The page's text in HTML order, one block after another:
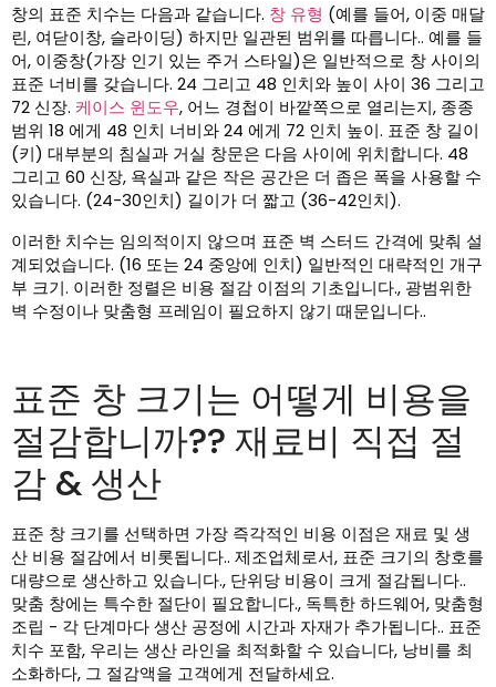
창의 표준 치수는 다음과 같습니다. 창 유형 (예를 들어, 이중 매달
린, 여닫이창, 슬라이딩) 하지만 일관된 범위를 따릅니다.. 예를 들
어, 이중창(가장 인기 있는 주거 스타일)은 일반적으로 창 사이의
표준 너비를 갖습니다. 24 그리고 48 인치와 높이 사이 36 그리고
72 신장. 케이스 윈도우, 어느 경첩이 바깥쪽으로 열리는지, 종종
범위 18 에게 48 인치 너비와 24 에게 72 인치 높이. 표준 창 길이
(키) 대부분의 침실과 거실 창문은 다음 사이에 위치합니다. 48
그리고 60 신장, 욕실과 같은 작은 공간은 더 좁은 폭을 사용할 수
있습니다. (24-30인치) 길이가 더 짧고 (36-42인치).
이러한 치수는 임의적이지 않으며 표준 벽 스터드 간격에 맞춰 설
계되었습니다. (16 또는 24 중앙에 인치) 일반적인 대략적인 개구
부 크기. 이러한 정렬은 비용 절감 이점의 기초입니다., 광범위한
벽 수정이나 맞춤형 프레임이 필요하지 않기 때문입니다..
표준 창 크기는 어떻게 비용을
절감합니까?? 재료비 직접 절
감 & 생산
표준 창 크기를 선택하면 가장 즉각적인 비용 이점은 재료 및 생
산 비용 절감에서 비롯됩니다.. 제조업체로서, 표준 크기의 창호를
대량으로 생산하고 있습니다., 단위당 비용이 크게 절감됩니다..
맞춤 창에는 특수한 절단이 필요합니다., 독특한 하드웨어, 맞춤형
조립 - 각 단계마다 생산 공정에 시간과 자재가 추가됩니다.. 표준
치수 포함, 우리는 생산 라인을 최적화할 수 있습니다, 낭비를 최
소화하다, 그 절감액을 고객에게 전달하세요.